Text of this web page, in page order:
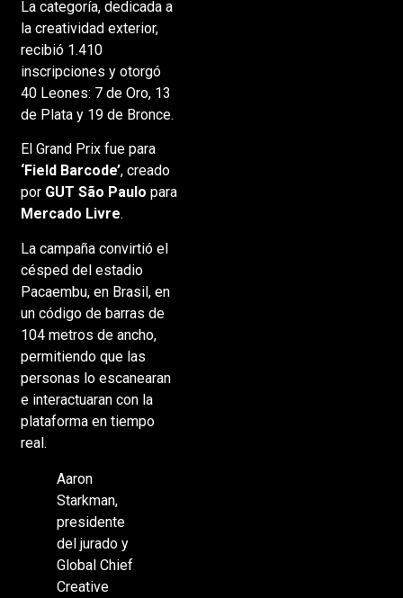
La categoría, dedicada a
la creatividad exterior,
recibió 1.410
inscripciones y otorgó
40 Leones: 7 de Oro, 13
de Plata y 19 de Bronce.
El Grand Prix fue para
‘Field Barcode’, creado
por GUT São Paulo para
Mercado Livre.
La campaña convirtió el
césped del estadio
Pacaembu, en Brasil, en
un código de barras de
104 metros de ancho,
permitiendo que las
personas lo escanearan
e interactuaran con la
plataforma en tiempo
real.
Aaron
Starkman,
presidente
del jurado y
Global Chief
Creative